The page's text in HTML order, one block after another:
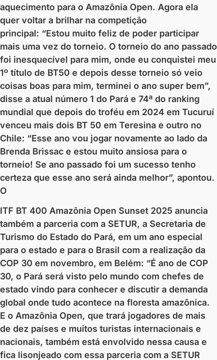
aquecimento para o Amazônia Open. Agora ela
quer voltar a brilhar na competição
principal: “Estou muito feliz de poder participar
mais uma vez do torneio. O torneio do ano passado
foi inesquecível para mim, onde eu conquistei meu
1º título de BT50 e depois desse torneio só veio
coisas boas para mim, terminei o ano super bem”,
disse a atual número 1 do Pará e 74ª do ranking
mundial que depois do troféu em 2024 em Tucuruí
venceu mais dois BT 50 em Teresina e outro no
Chile: “Esse ano vou jogar novamente ao lado da
Brenda Brissac e estou muito ansiosa para o
torneio! Se ano passado foi um sucesso tenho
certeza que esse ano será ainda melhor”, apontou.
O
ITF BT 400 Amazônia Open Sunset 2025 anuncia
também a parceria com a SETUR, a Secretaria de
Turismo do Estado do Pará, em um ano especial
para o estado e para o Brasil com a realização da
COP 30 em novembro, em Belém: “É ano de COP
30, o Pará será visto pelo mundo com chefes de
estado vindo para conhecer e discutir a demanda
global onde tudo acontece na floresta amazônica.
E o Amazônia Open, que trará jogadores de mais
de dez países e muitos turistas internacionais e
nacionais, também está envolvido nessa causa e
fica lisonjeado com essa parceria com a SETUR